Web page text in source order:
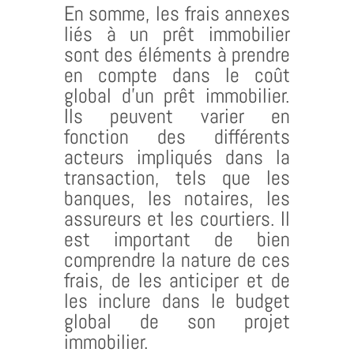
En somme, les frais annexes
liés à un prêt immobilier
sont des éléments à prendre
en compte dans le coût
global d’un prêt immobilier.
Ils peuvent varier en
fonction des différents
acteurs impliqués dans la
transaction, tels que les
banques, les notaires, les
assureurs et les courtiers. Il
est important de bien
comprendre la nature de ces
frais, de les anticiper et de
les inclure dans le budget
global de son projet
immobilier.